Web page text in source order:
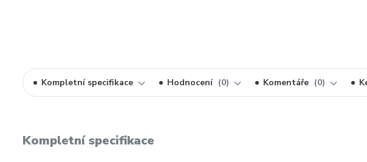
Kompletní specifikace Hodnocení 0 Komentáře 0
Kompletní specifikace